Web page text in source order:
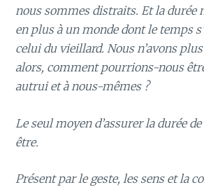
nous sommes distraits. Et la durée
en plus à un monde dont le temps
celui du vieillard. Nous n’avons
alors, comment pourrions-nous
autrui et à nous-mêmes ?
Le seul moyen d’assurer la durée de
être.
Présent par le geste, les sens et la